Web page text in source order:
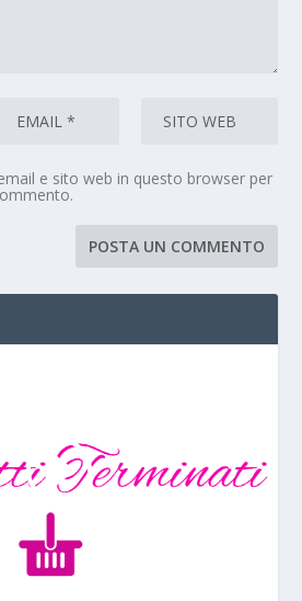
e sito web in questo browser per